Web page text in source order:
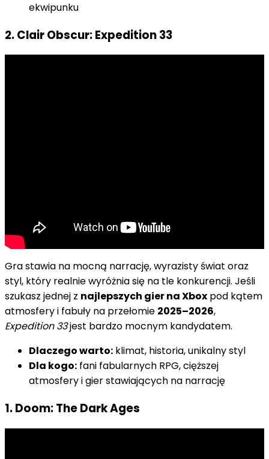
ekwipunku
2. Clair Obscur: Expedition 33
Gra stawia na mocną narrację, wyrazisty świat oraz
styl, który realnie wyróżnia się na tle konkurencji. Jeśli
szukasz jednej z najlepszych gier na Xbox pod kątem
atmosfery i fabuły na przełomie 2025–2026,
Expedition 33jest bardzo mocnym kandydatem.
Dlaczego warto: klimat, historia, unikalny styl
Dla kogo: fani fabularnych RPG, cięższej
atmosfery i gier stawiających na narrację
1. Doom: The Dark Ages